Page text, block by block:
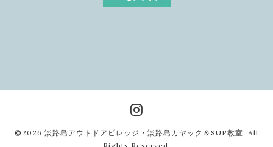
©2026 淡路島アウトドアビレッジ・淡路島カヤック＆SUP教室. All